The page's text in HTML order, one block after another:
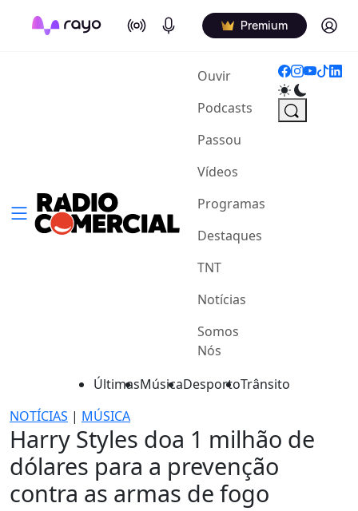
On Air Podcasts Premium Log in
Ouvir(current)
Podcasts
Passou
Vídeos
Programas
Destaques
TNT
Notícias
Somos
Nós
ÚltimasMúsicaDesportoTrânsito
NOTÍCIAS | MÚSICA
Harry Styles doa 1 milhão de
dólares para a prevenção
contra as armas de fogo